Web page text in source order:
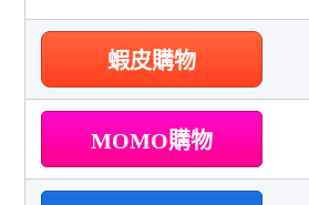
蝦皮購物
MOMO購物